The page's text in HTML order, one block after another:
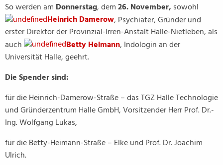
So werden am Donnerstag, dem26. November, sowohl
Heinrich Damerow, Psychiater, Gründer und
erster Direktor der Provinzial-Irren-Anstalt Halle-Nietleben, als
auch
Betty Heimann, Indologin an der
Universität Halle, geehrt.
Die Spender sind:
für die Heinrich-Damerow-Straße – das TGZ Halle Technologie
und Gründerzentrum Halle GmbH, Vorsitzender Herr Prof. Dr.-
Ing. Wolfgang Lukas,
für die Betty-Heimann-Straße – Elke und Prof. Dr. Joachim
Ulrich.